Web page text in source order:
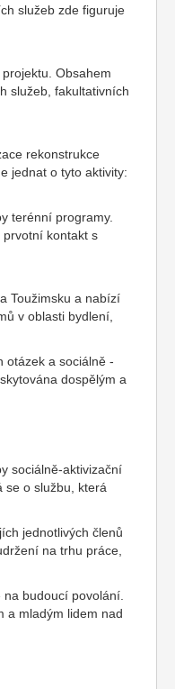
služeb zde figuruje
Obsahem
služeb, fakultativních
rekonstrukce
jednat o tyto aktivity:
terénní programy.
kontakt s
Toužimsku a nabízí
v oblasti bydlení,
otázek a sociálně -
dospělým a
sociálně-aktivizační
se o službu, která
jednotlivých členů
na trhu práce,
budoucí povolání.
a mladým lidem nad